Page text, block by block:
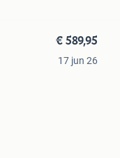
€ 589,95
17 jun 26